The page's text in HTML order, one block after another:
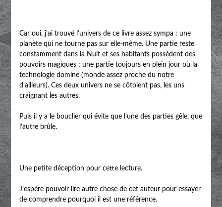
Car oui, j’ai trouvé l’univers de ce livre assez sympa : une
planète qui ne tourne pas sur elle-même. Une partie reste
constamment dans la Nuit et ses habitants possèdent des
pouvoirs magiques ; une partie toujours en plein jour où la
technologie domine (monde assez proche du notre
d’ailleurs). Ces deux univers ne se côtoient pas, les uns
craignant les autres.
Puis il y a le bouclier qui évite que l’une des parties gèle, que
l’autre brûle.
Une petite déception pour cette lecture.
J’espère pouvoir lire autre chose de cet auteur pour essayer
de comprendre pourquoi il est une référence.